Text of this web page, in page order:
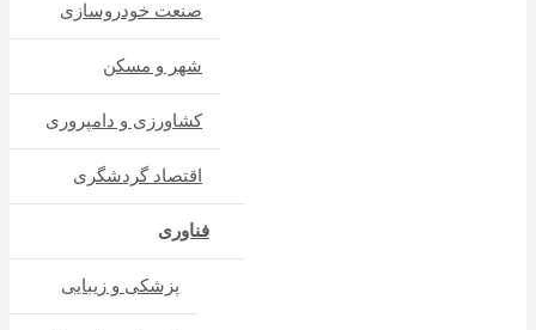
صنعت خودروسازی
شهر و مسکن
کشاورزی و دامپروری
اقتصاد گردشگری
فناوری
پزشکی و زیبایی